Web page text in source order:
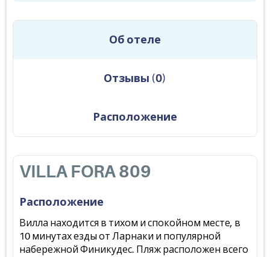
Об отеле
Отзывы (0)
Расположение
VILLA FORA 809
Расположение
Вилла находится в тихом и спокойном месте, в
10 минутах езды от Ларнаки и популярной
набережной Финикудес. Пляж расположен всего